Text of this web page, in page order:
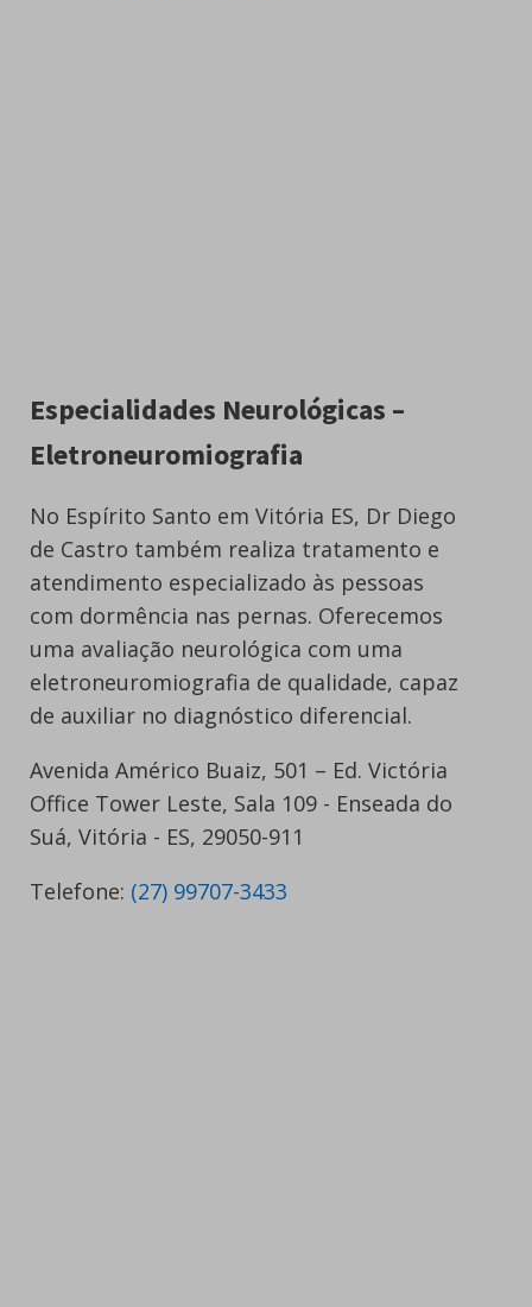
Especialidades Neurológicas –
Eletroneuromiografia
No Espírito Santo em Vitória ES, Dr Diego
de Castro também realiza tratamento e
atendimento especializado às pessoas
com dormência nas pernas. Oferecemos
uma avaliação neurológica com uma
eletroneuromiografia de qualidade, capaz
de auxiliar no diagnóstico diferencial.
Avenida Américo Buaiz, 501 – Ed. Victória
Office Tower Leste, Sala 109 - Enseada do
Suá, Vitória - ES, 29050-911
Telefone: (27) 99707-3433